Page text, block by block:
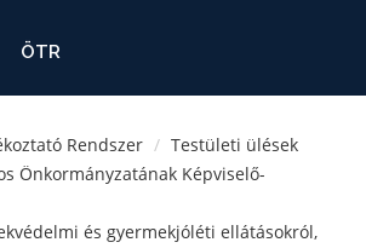
ÖTR
Rendszer
Testületi ülések
Önkormányzatának Képviselő-
és gyermekjóléti ellátásokról,